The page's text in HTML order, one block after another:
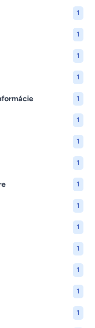
1
1
1
1
1
1
1
1
1
1
1
1
1
1
1